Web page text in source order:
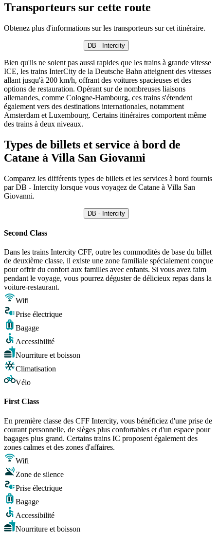
Transporteurs sur cette route
Obtenez plus d'informations sur les transporteurs sur cet itinéraire.
DB - Intercity
Bien qu'ils ne soient pas aussi rapides que les trains à grande vitesse
ICE, les trains InterCity de la Deutsche Bahn atteignent des vitesses
allant jusqu'à 200 km/h, offrant des voitures spacieuses et des
options de restauration. Opérant sur de nombreuses liaisons
allemandes, comme Cologne-Hambourg, ces trains s'étendent
également vers des destinations internationales, notamment
Amsterdam et Luxembourg. Certains itinéraires comportent même
des trains à deux niveaux.
Types de billets et service à bord de
Catane à Villa San Giovanni
Comparez les différents types de billets et les services à bord fournis
par DB - Intercity lorsque vous voyagez de Catane à Villa San
Giovanni.
DB - Intercity
Second Class
Dans les trains Intercity CFF, outre les commodités de base du billet
de deuxième classe, il existe une zone familiale spécialement conçue
pour offrir du confort aux familles avec enfants. Si vous avez faim
pendant le voyage, vous pourrez déguster de délicieux repas dans la
voiture-restaurant.
Wifi
Prise électrique
Bagage
Accessibilité
Nourriture et boisson
Climatisation
Vélo
First Class
En première classe des CFF Intercity, vous bénéficiez d'une prise de
courant personnelle, de sièges plus confortables et d'un espace pour
bagages plus grand. Certains trains IC proposent également des
zones calmes et des zones d'affaires.
Wifi
Zone de silence
Prise électrique
Bagage
Accessibilité
Nourriture et boisson